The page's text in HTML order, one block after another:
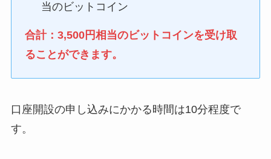
当のビットコイン
合計：3,500円相当のビットコインを受け取
ることができます。
口座開設の申し込みにかかる時間は10分程度で
す。